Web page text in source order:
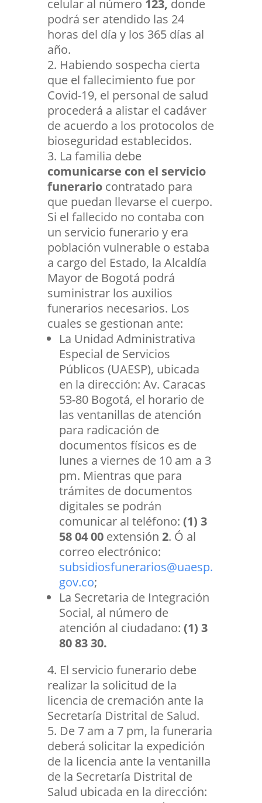
celular al número 123, donde
podrá ser atendido las 24
horas del día y los 365 días al
año.
Habiendo sospecha cierta
que el fallecimiento fue por
Covid-19, el personal de salud
procederá a alistar el cadáver
de acuerdo a los protocolos de
bioseguridad establecidos.
La familia debe
comunicarse con el servicio
funerariocontratado para
que puedan llevarse el cuerpo.
Si el fallecido no contaba con
un servicio funerario y era
población vulnerable o estaba
a cargo del Estado, la Alcaldía
Mayor de Bogotá podrá
suministrar los auxilios
funerarios necesarios. Los
cuales se gestionan ante:
La Unidad Administrativa
Especial de Servicios
Públicos (UAESP), ubicada
en la dirección: Av. Caracas
53-80 Bogotá, el horario de
las ventanillas de atención
para radicación de
documentos físicos es de
lunes a viernes de 10 am a 3
pm. Mientras que para
trámites de documentos
digitales se podrán
comunicar al teléfono: (1) 3
58 04 00extensión 2. Ó al
correo electrónico:
subsidiosfunerarios@uaesp.
gov.co;
La Secretaria de Integración
Social, al número de
atención al ciudadano: (1) 3
80 83 30.
El servicio funerario debe
realizar la solicitud de la
licencia de cremación ante la
Secretaría Distrital de Salud.
De 7 am a 7 pm, la funeraria
deberá solicitar la expedición
de la licencia ante la ventanilla
de la Secretaría Distrital de
Salud ubicada en la dirección: